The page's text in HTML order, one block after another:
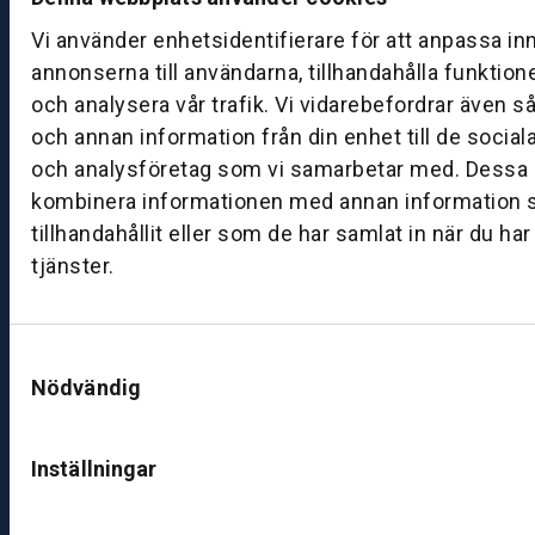
Vi använder enhetsidentifierare för att anpassa
annonserna till användarna, tillhandahålla
och analysera vår trafik. Vi vidarebefordrar även
och annan information från din enhet till de
och analysföretag som vi samarbetar med. Dessa
kombinera informationen med annan information
tillhandahållit eller som de har samlat in när du
tjänster.
Nödvändig
Inställningar
a
g:
0
0
–
1
7:
0
ut